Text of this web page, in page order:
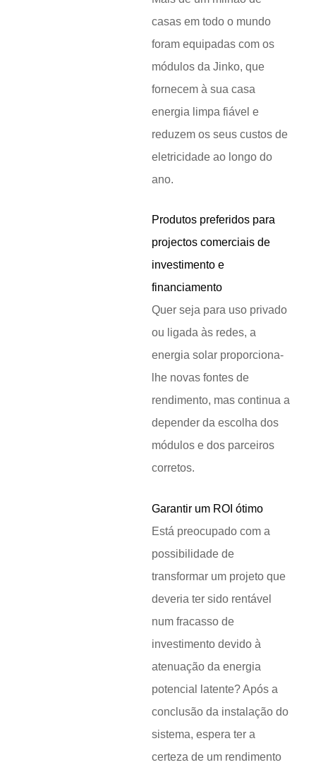
casas em todo o mundo
foram equipadas com os
módulos da Jinko, que
fornecem à sua casa
energia limpa fiável e
reduzem os seus custos de
eletricidade ao longo do
ano.
Produtos preferidos para
projectos comerciais de
investimento e
financiamento
Quer seja para uso privado
ou ligada às redes, a
energia solar proporciona-
lhe novas fontes de
rendimento, mas continua a
depender da escolha dos
módulos e dos parceiros
corretos.
Garantir um ROI ótimo
Está preocupado com a
possibilidade de
transformar um projeto que
deveria ter sido rentável
num fracasso de
investimento devido à
atenuação da energia
potencial latente? Após a
conclusão da instalação do
sistema, espera ter a
certeza de um rendimento